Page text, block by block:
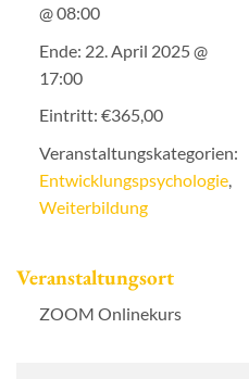
@ 08:00
Ende: 22. April 2025 @
17:00
Eintritt: €365,00
Veranstaltungskategorien:
Entwicklungspsychologie,
Weiterbildung
Veranstaltungsort
ZOOM Onlinekurs